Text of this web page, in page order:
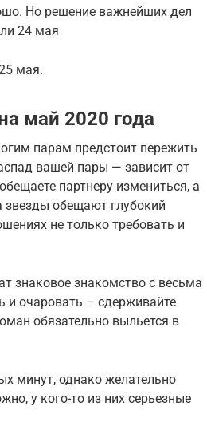
Но решение важнейших дел
24 мая
мая.
май 2020 года
парам предстоит пережить
вашей пары — зависит от
партнеру измениться, а
звезды обещают глубокий
не только требовать и
знаковое знакомство с весьма
и очаровать – сдерживайте
обязательно выльется в
минут, однако желательно
у кого-то из них серьезные